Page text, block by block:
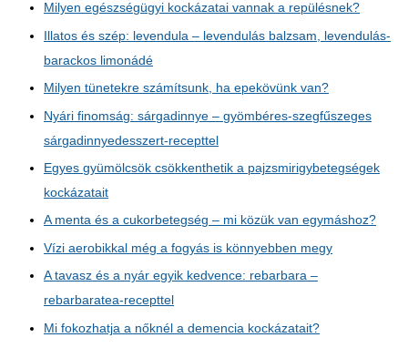
Milyen egészségügyi kockázatai vannak a repülésnek?
Illatos és szép: levendula – levendulás balzsam, levendulás-
barackos limonádé
Milyen tünetekre számítsunk, ha epekövünk van?
Nyári finomság: sárgadinnye – gyömbéres-szegfűszeges
sárgadinnyedesszert-recepttel
Egyes gyümölcsök csökkenthetik a pajzsmirigybetegségek
kockázatait
A menta és a cukorbetegség – mi közük van egymáshoz?
Vízi aerobikkal még a fogyás is könnyebben megy
A tavasz és a nyár egyik kedvence: rebarbara –
rebarbaratea-recepttel
Mi fokozhatja a nőknél a demencia kockázatait?